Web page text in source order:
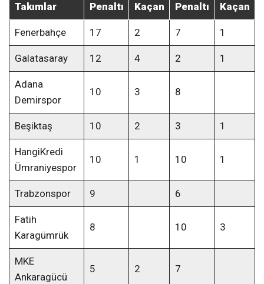
Takımlar Penaltı Kaçan Penaltı Kaçan
Fenerbahçe 17 2 7 1
Galatasaray 12 4 2 1
Adana
Demirspor
10 3 8
Beşiktaş 10 2 3 1
HangiKredi
Ümraniyespor
10 1 10 1
Trabzonspor 9 6
Fatih
Karagümrük
8 10 3
MKE
Ankaragücü
5 2 7